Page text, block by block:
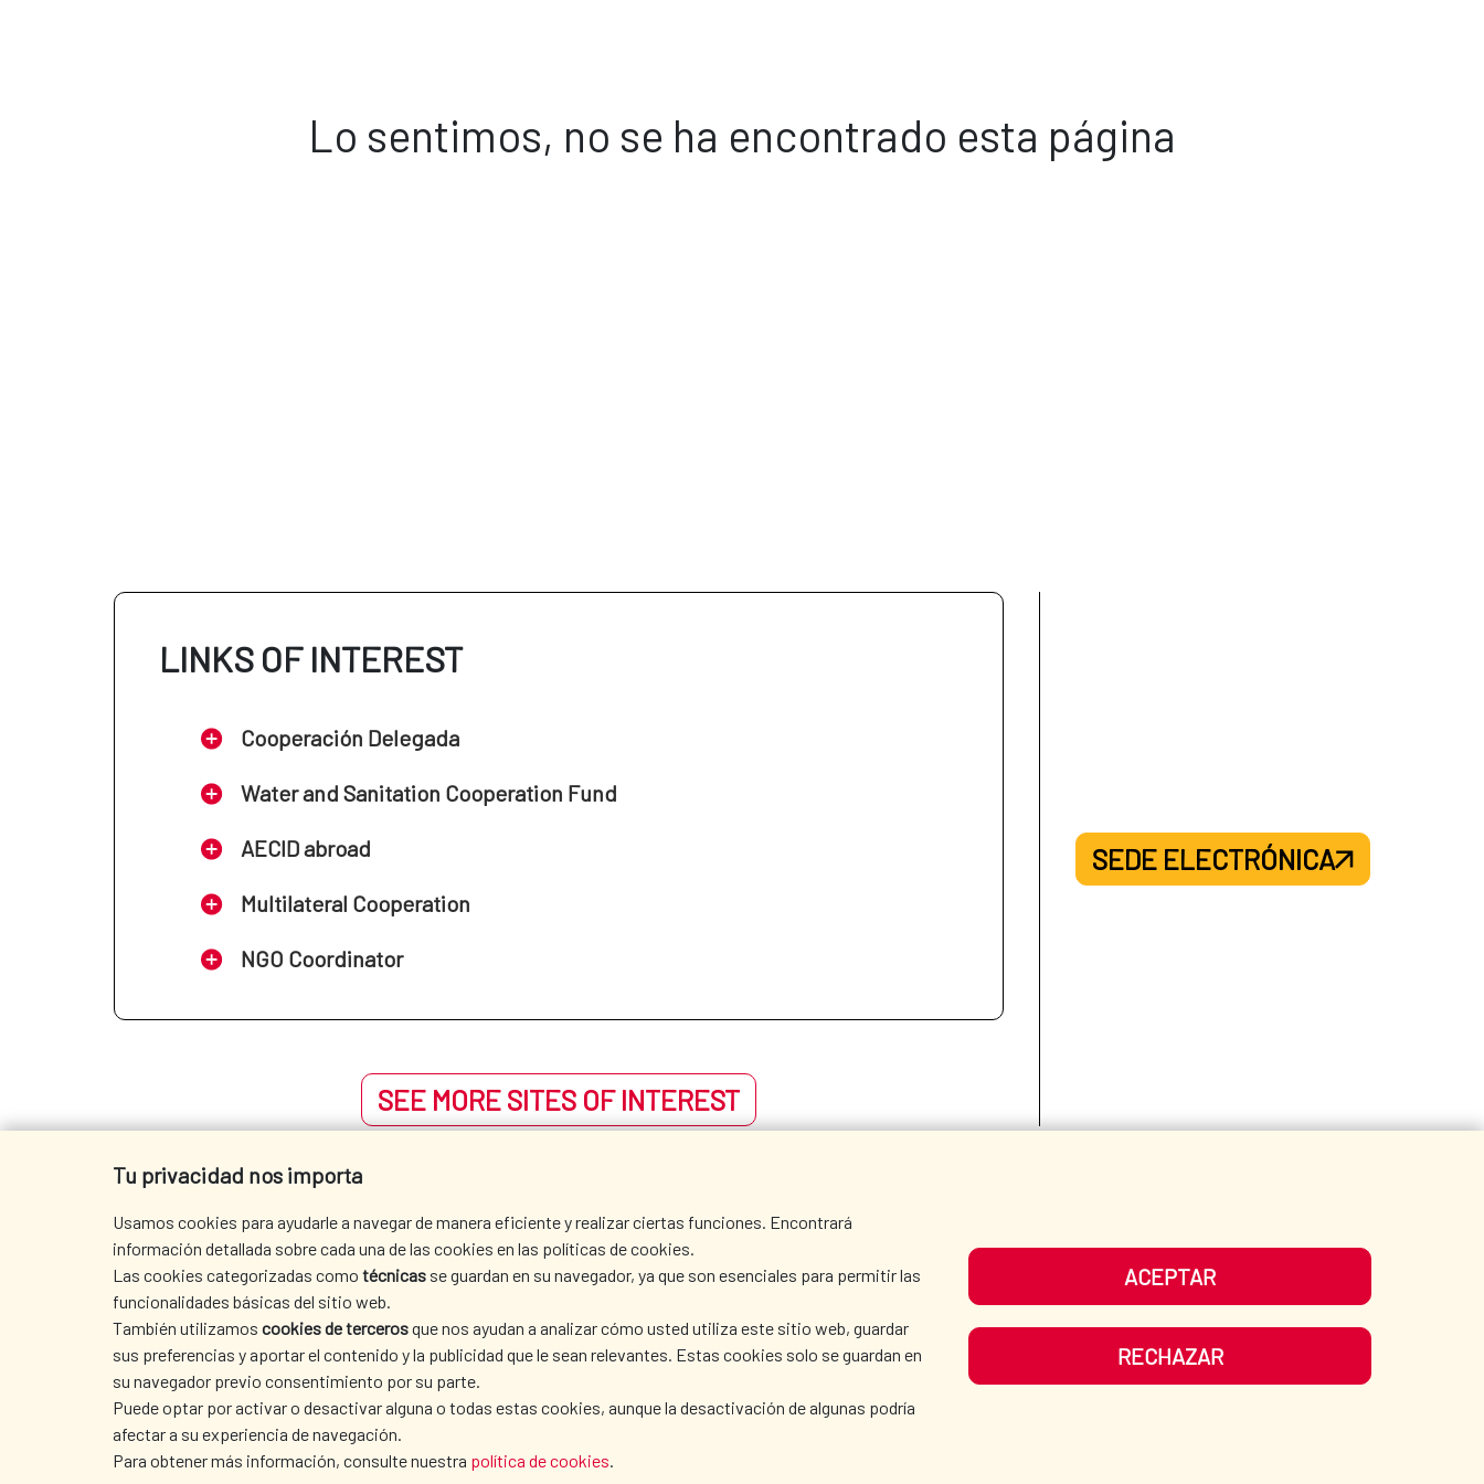
Lo sentimos, no se ha encontrado esta página
LINKS OF INTEREST
Cooperación Delegada
Water and Sanitation Cooperation Fund
AECID abroad
Multilateral Cooperation
NGO Coordinator
SEE MORE SITES OF INTEREST
SEDE ELECTRÓNICA
Fecha de modificación de la página: 15/06/2026
Tu privacidad nos importa
Usamos cookies para ayudarle a navegar de manera eficiente y realizar ciertas funciones. Encontrará
información detallada sobre cada una de las cookies en las políticas de cookies.
Las cookies categorizadas como técnicas se guardan en su navegador, ya que son esenciales para permitir las
funcionalidades básicas del sitio web.
También utilizamos cookies de tercerosque nos ayudan a analizar cómo usted utiliza este sitio web, guardar
sus preferencias y aportar el contenido y la publicidad que le sean relevantes. Estas cookies solo se guardan en
su navegador previo consentimiento por su parte.
Puede optar por activar o desactivar alguna o todas estas cookies, aunque la desactivación de algunas podría
afectar a su experiencia de navegación.
Para obtener más información, consulte nuestra política de cookies.
ACEPTAR
RECHAZAR
SEDE AECID